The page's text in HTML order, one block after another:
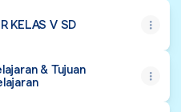
KELAS V SD
& Tujuan